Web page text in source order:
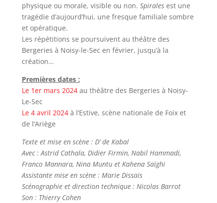
physique ou morale, visible ou non. Spiralesest une
tragédie d’aujourd’hui, une fresque familiale sombre
et opératique.
Les répétitions se poursuivent au théâtre des
Bergeries à Noisy-le-Sec en février, jusqu’à la
création…
Premières dates :
Le 1er mars 2024au théâtre des Bergeries à Noisy-
Le-Sec
Le 4 avril 2024à l’Estive, scène nationale de Foix et
de l’Ariège
Texte et mise en scène : D’ de Kabal
Avec : Astrid Cathala, Didier Firmin, Nabil Hammadi,
Franco Mannara, Nina Muntu et Kahena Saïghi
Assistante mise en scène : Marie Dissais
Scénographie et direction technique : Nicolas Barrot
Son : Thierry Cohen